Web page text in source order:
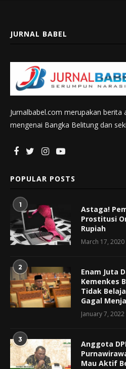
JURNAL BABEL
Jurnalbabel.com merupakan
mengenai Bangka Belitung dan
POPULAR POSTS
1
Astaga!
Prostitusi
Rupiah
March 17, 2020
2
Enam Juta
Kemenkes
Tidak
Gagal
January 7, 2022
3
Anggota
Mau Aktif